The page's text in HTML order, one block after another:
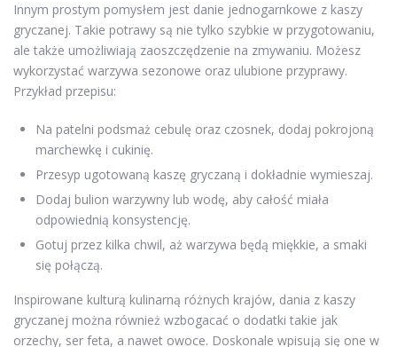
Innym prostym pomysłem jest danie jednogarnkowe z kaszy
gryczanej. Takie potrawy są nie tylko szybkie w przygotowaniu,
ale także umożliwiają zaoszczędzenie na zmywaniu. Możesz
wykorzystać warzywa sezonowe oraz ulubione przyprawy.
Przykład przepisu:
Na patelni podsmaż cebulę oraz czosnek, dodaj pokrojoną
marchewkę i cukinię.
Przesyp ugotowaną kaszę gryczaną i dokładnie wymieszaj.
Dodaj bulion warzywny lub wodę, aby całość miała
odpowiednią konsystencję.
Gotuj przez kilka chwil, aż warzywa będą miękkie, a smaki
się połączą.
Inspirowane kulturą kulinarną różnych krajów, dania z kaszy
gryczanej można również wzbogacać o dodatki takie jak
orzechy, ser feta, a nawet owoce. Doskonale wpisują się one w